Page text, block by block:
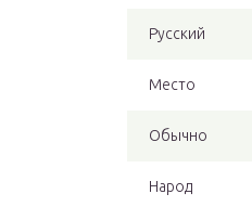
Русский
Место
Обычно
Народ